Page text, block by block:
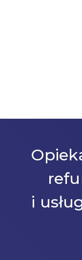
i